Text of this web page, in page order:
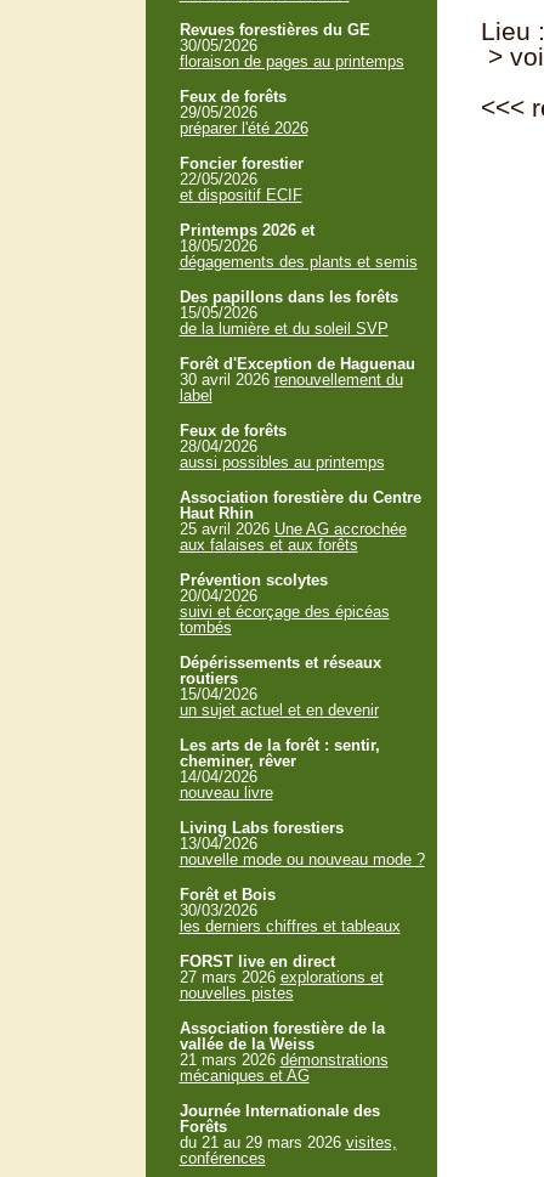
Lieu
>
<<<
Revues forestières du GE
30/05/2026
floraison de pages au printemps
Feux de forêts
29/05/2026
préparer l'été 2026
Foncier forestier
22/05/2026
et dispositif ECIF
Printemps 2026 et
18/05/2026
dégagements des plants et semis
Des papillons dans les forêts
15/05/2026
de la lumière et du soleil SVP
Forêt d'Exception de Haguenau
30 avril 2026 renouvellement du
label
Feux de forêts
28/04/2026
aussi possibles au printemps
Association forestière du Centre
Haut Rhin
25 avril 2026 Une AG accrochée
aux falaises et aux forêts
Prévention scolytes
20/04/2026
suivi et écorçage des épicéas
tombés
Dépérissements et réseaux
routiers
15/04/2026
un sujet actuel et en devenir
Les arts de la forêt : sentir,
cheminer, rêver
14/04/2026
nouveau livre
Living Labs forestiers
13/04/2026
nouvelle mode ou nouveau mode ?
Forêt et Bois
30/03/2026
les derniers chiffres et tableaux
FORST live en direct
27 mars 2026 explorations et
nouvelles pistes
Association forestière de la
vallée de la Weiss
21 mars 2026 démonstrations
mécaniques et AG
Journée Internationale des
Forêts
du 21 au 29 mars 2026 visites,
conférences